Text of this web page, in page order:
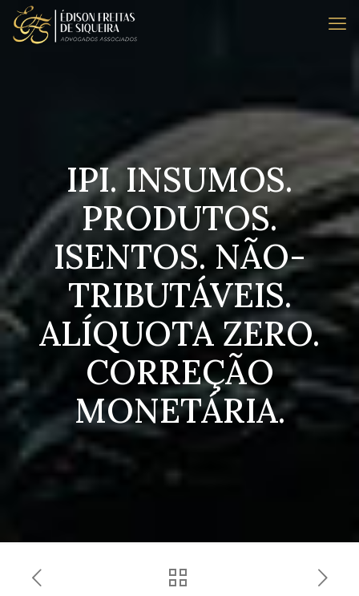
IPI. INSUMOS.
PRODUTOS.
ISENTOS. NÃO-
TRIBUTÁVEIS.
ALÍQUOTA ZERO.
CORREÇÃO
MONETÁRIA.